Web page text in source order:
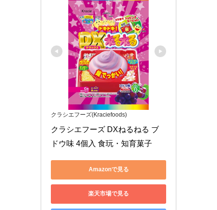
クラシエフーズ(Kraciefoods)
クラシエフーズ DXねるねる ブ
ドウ味 4個入 食玩・知育菓子
Amazonで見る
楽天市場で見る